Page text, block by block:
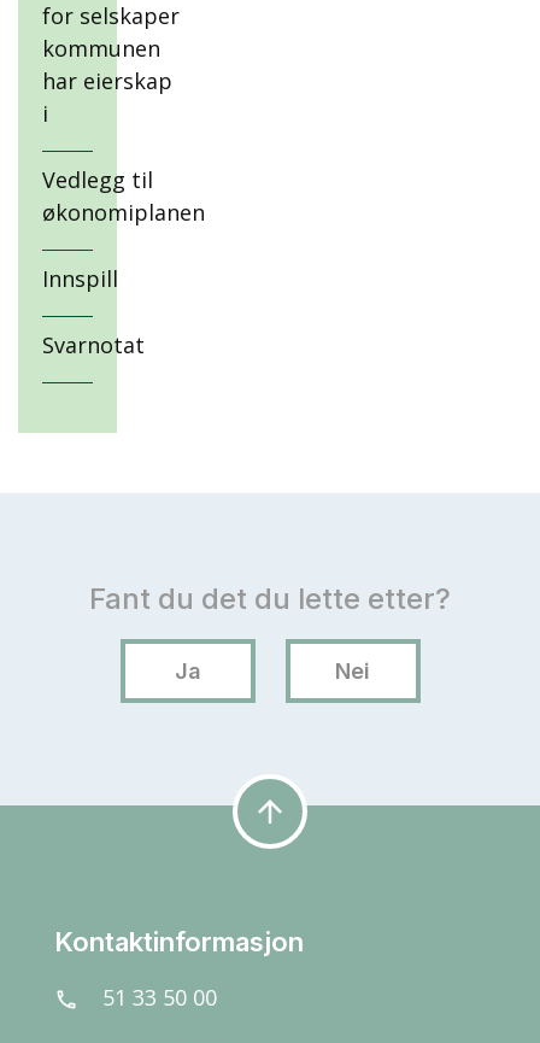
for selskaper
kommunen
har eierskap
i
Vedlegg til
økonomiplanen
Innspill
Svarnotat
arrow_upward
Kontaktinformasjon
call 51 33 50 00